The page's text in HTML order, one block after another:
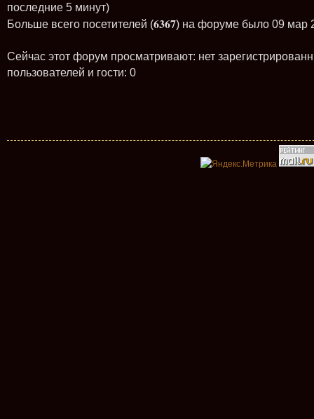
последние 5 минут)
Больше всего посетителей (6367) на форуме было 09 мар
Сейчас этот форум просматривают: нет
пользователей и гости: 0